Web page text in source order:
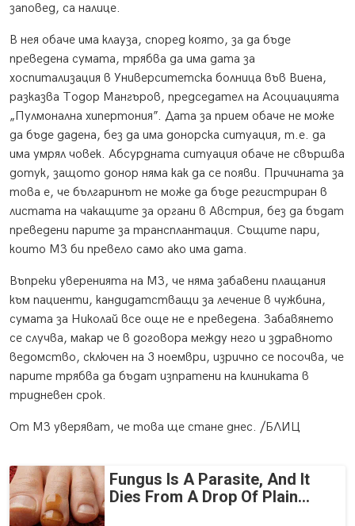
заповед, са налице.
В нея обаче има клауза, според която, за да бъде
преведена сумата, трябва да има дата за
хоспитализация в Университетска болница във Виена,
разказва Тодор Мангъров, председател на Асоциацията
„Пулмонална хипертония”. Дата за прием обаче не може
да бъде дадена, без да има донорска ситуация, т.е. да
има умрял човек. Абсурдната ситуация обаче не свършва
дотук, защото донор няма как да се появи. Причината за
това е, че българинът не може да бъде регистриран в
листата на чакащите за органи в Австрия, без да бъдат
преведени парите за трансплантация. Същите пари,
които МЗ би превело само ако има дата.
Въпреки уверенията на МЗ, че няма забавени плащания
към пациенти, кандидатстващи за лечение в чужбина,
сумата за Николай все още не е преведена. Забавянето
се случва, макар че в договора между него и здравното
ведомство, сключен на 3 ноември, изрично се посочва, че
парите трябва да бъдат изпратени на клиниката в
тридневен срок.
От МЗ уверяват, че това ще стане днес. /БЛИЦ
Fungus Is A Parasite, And It
Dies From A Drop Of Plain...